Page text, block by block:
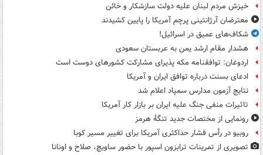
خیزش مردم لبنان علیه دولت سازشکار و خائن
معترضان آرژانتینی پرچم آمریکا را پایین کشیدند
شکاف‌های عمیق در اسرائیل!
هشدار مقام ارشد یمن به عربستان سعودی
اردوغان: توافقنامه مکه پذیرای مشارکت کشورهای دوست است
ادعای بسنت درباره توافق ایران و آمریکا
نتایج آزمون مدارس سمپاد اعلام شد
تاثیرات منفی جنگ علیه ایران بر بازار کار آمریکا
رونمایی از مختصات جدید تنگۀ هرمز
روبیو در رأس فشار حداکثری آمریکا برای تغییر مسیر کوبا
تصویری از تمرینات ترابزون اسپور با حضور ساویچ، صلاح و اونانا